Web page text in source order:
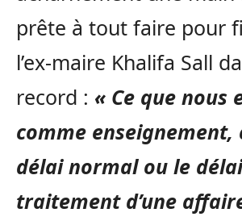
prête à tout faire pour
l’ex-maire Khalifa Sall
record : « Ce que nous
comme enseignement,
délai normal ou le
traitement d’une